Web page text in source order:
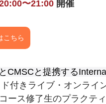
〜21:00 開催
こちら
CMSCと提携する
付きライブ・オンライ
ース修了生のプラクテ